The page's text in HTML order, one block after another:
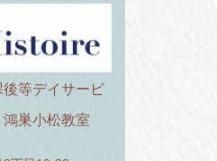
等デイサービ
巣小松教室